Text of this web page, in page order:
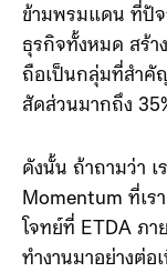
ข้ามพรมแดน ที่ปัจ
ธุรกิจทั้งหมด สร้า
ถือเป็นกลุ่มที่สำคั
สัดส่วนมากถึง
ดังนั้น ถ้าถามว่า เ
Momentum ที่เร
โจทย์ที่ ETDA ภา
ทำงานมาอย่างต่อ